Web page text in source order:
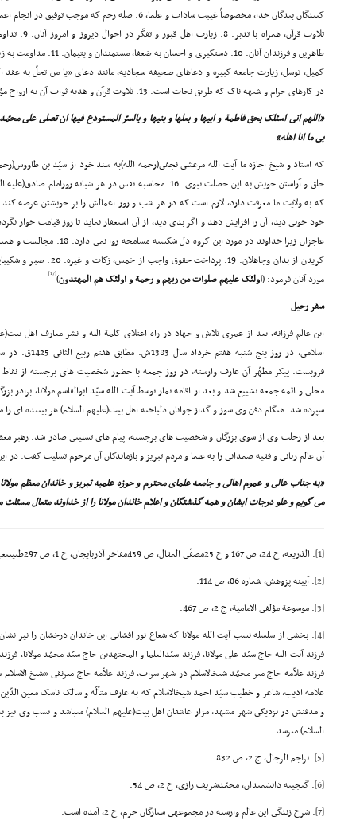
تلاوت قرآن،
طاهرین و فرزندان آنان. 10.
در کارهاى حرام و شبهه ناک که طریق نجات است. 13. تلاوت قرآن و هدیه ثواب آن به ارواح مؤمنین بى وارث. 14. خواندن دعاى
«اللهم انى اسئلک بحق فاطمة و ابیها و بعلها و بنیها و بالسرّ المستودع فیها ان تصلى على
بى ما انا اهله»
خلق و آراستن خویش به این خصلت نبوى. 16. محاسبه نفس در هر شبانه
که به ولایت ما معرفت دارد، لازم است که در هر شب و روز اعمالش را بر خویشتن عرضه
عاجزان زیرا خداوند در مورد این
گزیدن از بدان وجاهلان. 19.
مورد آنان فرمود: (اولئک علیهم صلوات من ربهم و رحمة و اولئک هم المهتدون)
[17]
سفر رحیل
این عالم فرزانه، بعد از عمرى تلاش و جهاد در راه اعتلاى کلمة الله و نشر معارف اهل
اسلامى، در روز
فروبست. پیکر مطهّر آن عارف وارسته، در روز جمعه با حضور شخصیت هاى برجسته از نقاط
محلى و ائمه جمعه تشییع شد و بعد از اقامه نماز توسط آیت الله سیّد ابوالقاسم مولانا،
سپرده شد. هنگام دفن وى سوز و گداز جوانان دلباخته اهل بیت(علیهم السلام) هر بیننده اى
بعد از رحلت وى از سوى بزرگان و شخصیت هاى برجسته، پیام هاى تسلیتى صادر شد. رهبر
آن عالم ربانى و فقیه صمدانى را به علما و مردم تبریز و بازماندگان آن مرحوم تسلیت گفت. در
«به جناب عالى و عموم اهالى و جامعه علماى محترم و حوزه علمیه تبریز و خاندان معظم
مى گویم و علو درجات ایشان و همه گذشتگان و اعلام خاندان مولانا را از خداوند متعال
[1] . الذریعه، ج 24، ص 167 و ج 25مصفّى المقال، ص 439مفاخر آذربایجان، ج 1، ص 297طنینتعهد، ص29.
[2] . آیینه پژوهش، شماره 86، ص 114.
[3] . موسوعة مؤلفى الامامیة، ج 2، ص 467.
[4] . بخشى از سلسله نسب آیت الله مولانا که شعاع نور افشانى این خاندان درخشان را نیز
فرزند آیت الله حاج سیّد على مولانا، فرزند سیّدالعلما و المجتهدین حاج سیّد محمّد مولانا،
فرزند علاّمه حاج میر محمّد شیخالاسلام در شهر سراب، فرزند علاّمه حاج میرنقى «شیخ
علامه ادیب، شاعر و خطیب سیّد احمد شیخالاسلام که به عارف متألّه و سالک ناسک معین الدّین
و مدفنش در نزدیکى شهر مشهد، مزار عاشقان اهل بیت(علیهم السلام) مىباشد و نسب وى نیز به
السلام) مىرسد.
[5] . تراجم الرجال، ج 2، ص 832.
[6] . گنجینه دانشمندان، محمّدشریف رازى، ج 2، ص 54.
[7] . شرح زندگى این عالم وارسته در مجموعهى ستارگان حرم، ج 2، آمده است.